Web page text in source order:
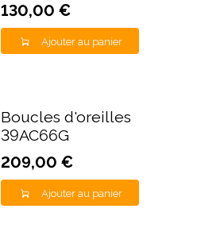
130,00 €
Ajouter au panier
Boucles d'oreilles
39AC66G
209,00 €
Ajouter au panier